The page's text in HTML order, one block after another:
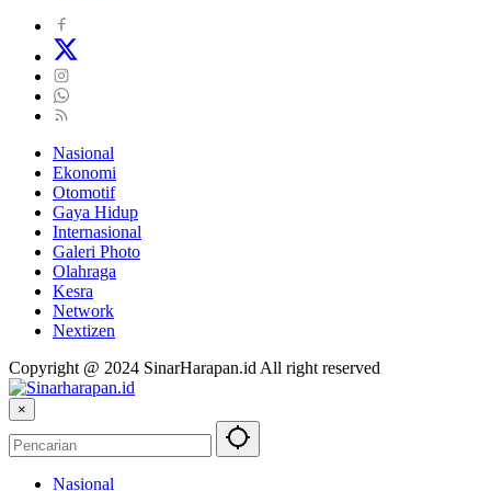
Nasional
Ekonomi
Otomotif
Gaya Hidup
Internasional
Galeri Photo
Olahraga
Kesra
Network
Nextizen
Copyright @ 2024 SinarHarapan.id All right reserved
×
Nasional